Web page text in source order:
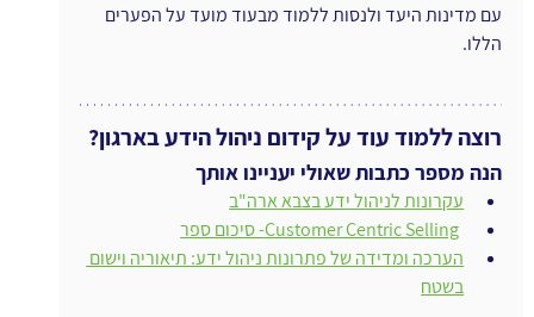
עם מדינות היעד ולנסות ללמוד מבעוד מועד על הפערים
הללו.
רוצה ללמוד עוד על קידום ניהול הידע בארגון?
הנה מספר כתבות שאולי יעניינו אותך
עקרונות לניהול ידע בצבא ארה"ב
Customer Centric Selling- סיכום ספר
הערכה ומדידה של פתרונות ניהול ידע: תיאוריה וישום
בשטח